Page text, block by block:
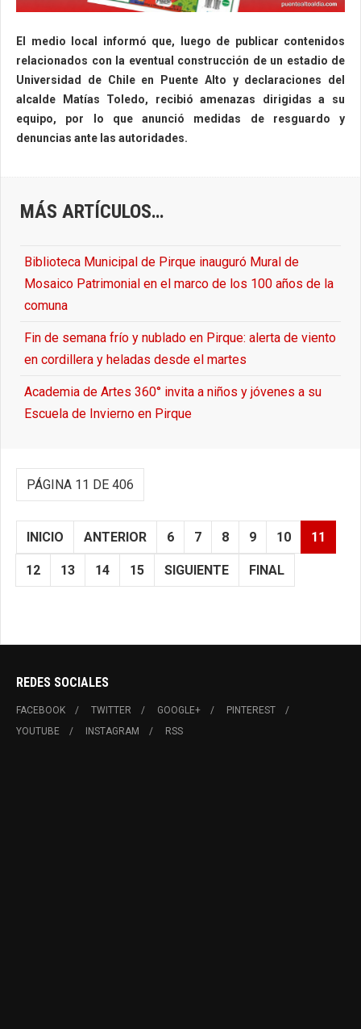
El medio local informó que, luego de publicar contenidos
relacionados con la eventual construcción de un estadio de
Universidad de Chile en Puente Alto y declaraciones del
alcalde Matías Toledo, recibió amenazas dirigidas a su
equipo, por lo que anunció medidas de resguardo y
denuncias ante las autoridades.
MÁS ARTÍCULOS…
Biblioteca Municipal de Pirque inauguró Mural de
Mosaico Patrimonial en el marco de los 100 años de la
comuna
Fin de semana frío y nublado en Pirque: alerta de viento
en cordillera y heladas desde el martes
Academia de Artes 360° invita a niños y jóvenes a su
Escuela de Invierno en Pirque
PÁGINA 11 DE 406
INICIO ANTERIOR 6 7 8 9 10 11
12 13 14 15 SIGUIENTE FINAL
REDES SOCIALES
FACEBOOK TWITTER GOOGLE+
PINTEREST
YOUTUBE
INSTAGRAM RSS